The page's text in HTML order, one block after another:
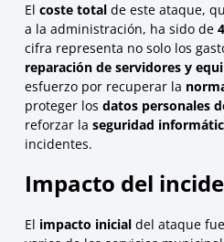
El coste totalde este ataque,
a la administración, ha sido de
cifra representa no solo los
reparación de servidores y
esfuerzo por recuperar la
proteger los datos personales
reforzar la seguridad
incidentes.
Impacto del
El impacto inicialdel ataque